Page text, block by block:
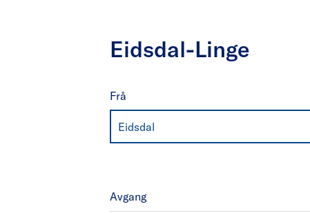
Eidsdal-Linge
Frå
Eidsdal
Avgang